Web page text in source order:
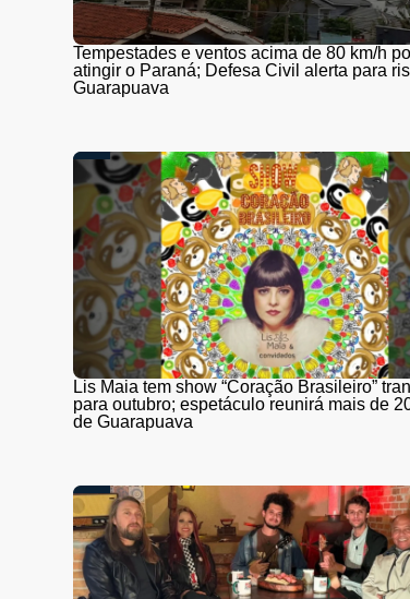
Tempestades e ventos acima de 80 km/h
atingir o Paraná; Defesa Civil alerta para
Guarapuava
Lis Maia tem show “Coração Brasileiro”
para outubro; espetáculo reunirá mais de
de Guarapuava